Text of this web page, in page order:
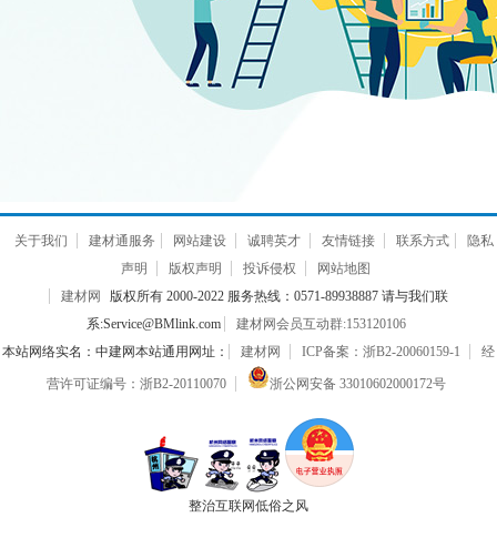
关于我们 建材通服务 网站建设 诚聘英才 友情链接 联系方式
隐私
声明
版权声明 投诉侵权
网站地图
建材网
版权所有 2000-2022 服务热线：0571-89938887 请与我们联
系:Service@BMlink.com
建材网会员互动群:153120106
本站网络实名：中建网本站通用网址：
建材网 ICP备案：浙B2-20060159-1 经
营许可证编号：浙B2-20110070 浙公网安备 33010602000172号
整治互联网低俗之风